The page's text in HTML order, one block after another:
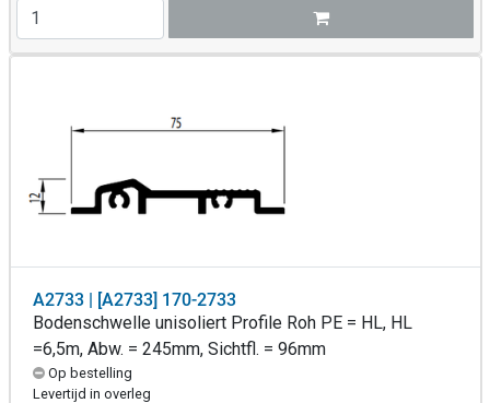
A2733 | [A2733] 170-2733
Bodenschwelle unisoliert Profile Roh PE = HL, HL
=6,5m, Abw. = 245mm, Sichtfl. = 96mm
Op bestelling
Levertijd in overleg